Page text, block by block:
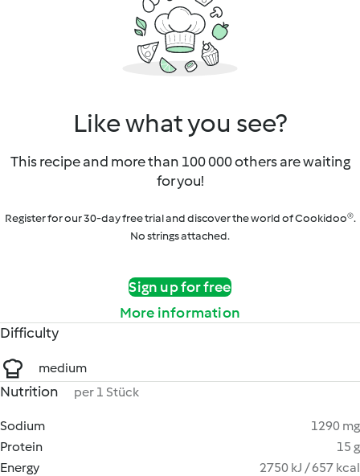
Like what you see?
This recipe and more than 100 000 others are waiting
for you!
Register for our 30-day free trial and discover the world of Cookidoo®.
No strings attached.
Sign up for free
More information
Difficulty
medium
Nutrition per 1 Stück
Sodium
1290 mg
Protein
15 g
Energy
2750 kJ / 657 kcal